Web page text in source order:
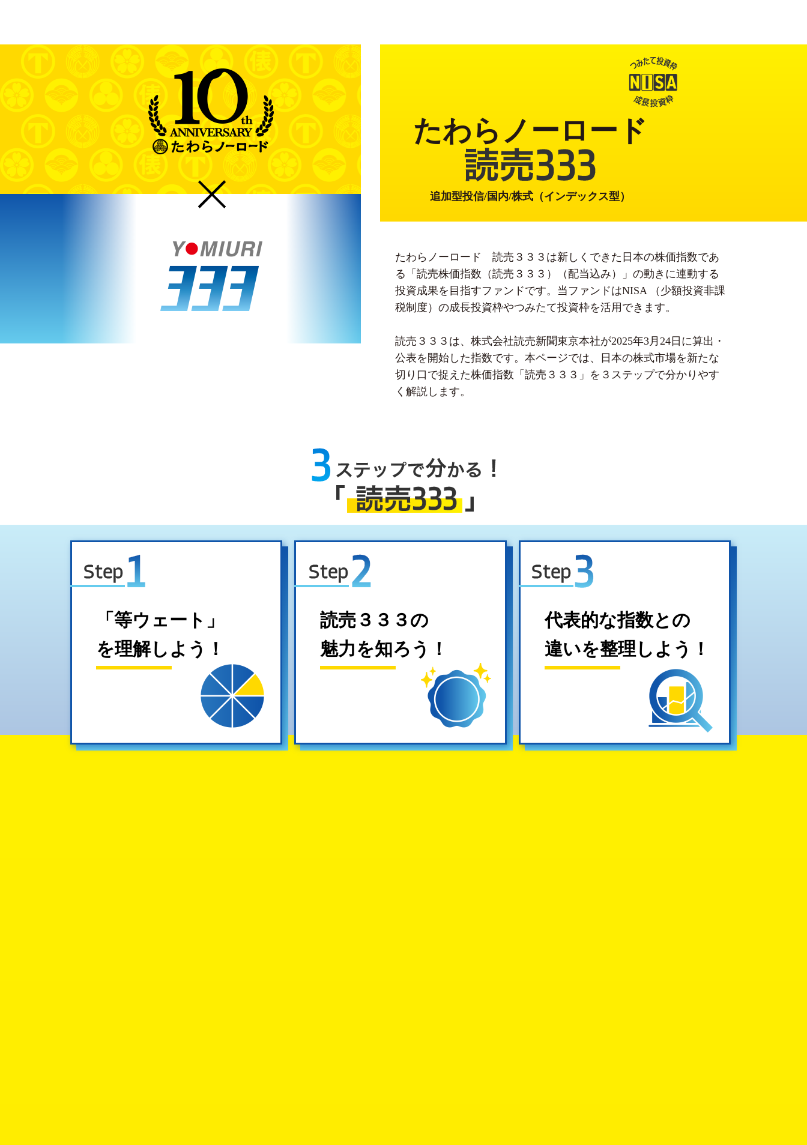
たわらノーロード
追加型投信/国内/株式（インデックス型）
たわらノーロード 読売３３３は新しくできた日本の株価指数であ
る「読売株価指数（読売３３３）（配当込み）」の動きに連動する
投資成果を目指すファンドです。当ファンドはNISA （少額投資非課
税制度）の成長投資枠やつみたて投資枠を活用できます。
読売３３３は、株式会社読売新聞東京本社が2025年3月24日に算出・
公表を開始した指数です。本ページでは、日本の株式市場を新たな
切り口で捉えた株価指数「読売３３３」を３ステップで分かりやす
く解説します。
「等ウェート」
を理解しよう！
読売３３３の
魅力を知ろう！
代表的な指数との
違いを整理しよう！